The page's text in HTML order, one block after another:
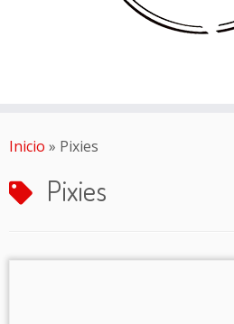
Inicio » Pixies
Pixies